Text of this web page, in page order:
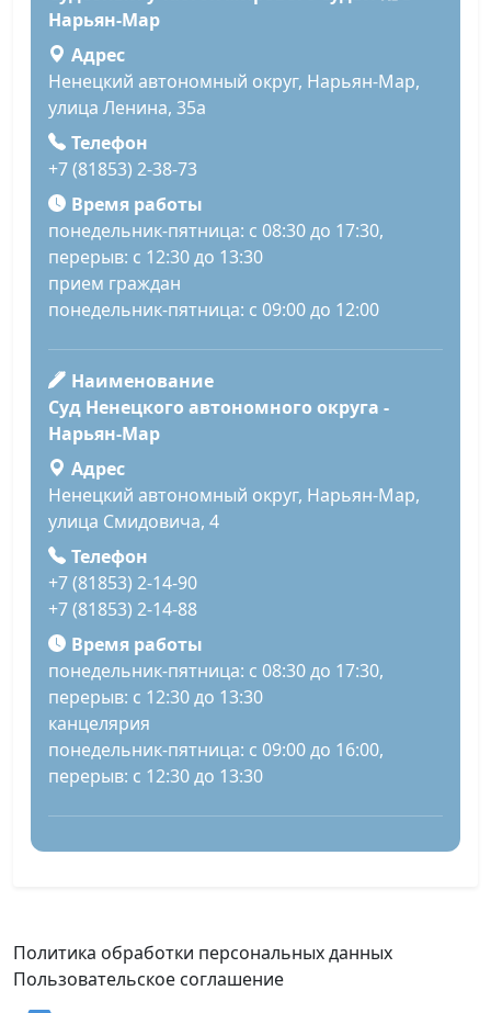
Нарьян-Мар
Адрес
Ненецкий автономный округ, Нарьян-Мар,
улица Ленина, 35а
Телефон
+7 (81853) 2-38-73
Время работы
понедельник-пятница: с 08:30 до 17:30,
перерыв: с 12:30 до 13:30
прием граждан
понедельник-пятница: с 09:00 до 12:00
Наименование
Суд Ненецкого автономного округа -
Нарьян-Мар
Адрес
Ненецкий автономный округ, Нарьян-Мар,
улица Смидовича, 4
Телефон
+7 (81853) 2-14-90
+7 (81853) 2-14-88
Время работы
понедельник-пятница: с 08:30 до 17:30,
перерыв: с 12:30 до 13:30
канцелярия
понедельник-пятница: с 09:00 до 16:00,
перерыв: с 12:30 до 13:30
Политика обработки персональных данных
Пользовательское соглашение